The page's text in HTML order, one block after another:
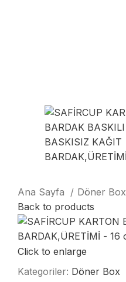
Ana Sayfa Döner Box
Back to products
Click to enlarge
Kategoriler: Döner Box